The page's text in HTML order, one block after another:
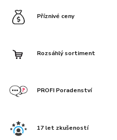
Příznivé ceny
Rozsáhlý sortiment
PROFI Poradenství
17 let zkušeností